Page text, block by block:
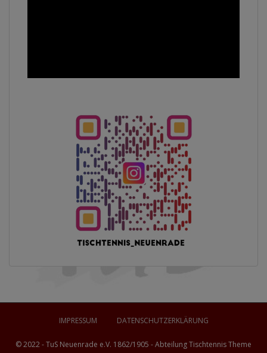
IMPRESSUM DATENSCHUTZERKLÄRUNG
© 2022 - TuS Neuenrade e.V. 1862/1905 - Abteilung Tischtennis Theme